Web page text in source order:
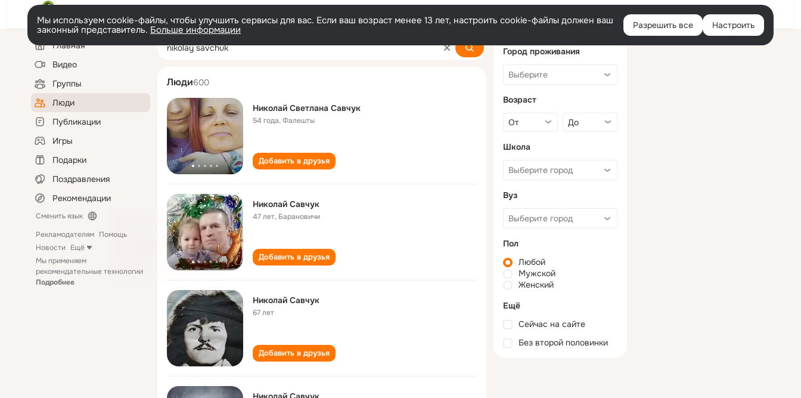
Войти
Мы используем cookie-файлы, чтобы улучшить сервисы для вас. Если ваш возраст менее 13 лет, настроить cookie-файлы должен ваш
законный представитель. Больше информации Разрешить все Настроить
Левая
колонкаГлавная
Видео
Группы
Люди
Публикации
Игры
Подарки
Поздравления
Рекомендации
Сменить язык
Рекламодателям Помощь
Новости Ещё
Мы применяем
рекомендательные технологии
Подробнее
nikolay savchuk
Люди600
Николай Светлана Савчук
54 года,Фалешты
Добавить в друзья
Николай Савчук
47 лет, Барановичи
Добавить в друзья
Николай Савчук
67 лет
Добавить в друзья
Город проживания
Возраст
Школа
Вуз
Пол
Любой
Мужской
Женский
Ещё
Сейчас на сайте
Без второй половинки